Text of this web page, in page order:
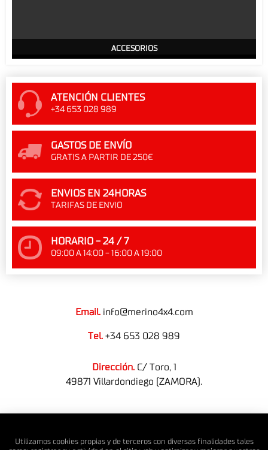
ACCESORIOS
ATENCIÓN CLIENTES
+34 653 028 989
GASTOS DE ENVÍO
GRATIS A PARTIR DE 250€
ENVIOS EN 24HORAS
TARIFAS DE ENVIO
HORARIO - 24 / 7
09:00 A 14:00 - 16:00 A 19:00
Email. info@merino4x4.com
Tel. +34 653 028 989
Dirección.C/ Toro, 1
49871 Villardondiego (ZAMORA).
© MERINO 4X4 S.L. Todos los derechos reservados.
Utilizamos cookies propias y de terceros con diversas finalidades tales